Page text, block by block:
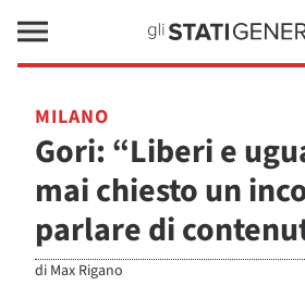
MILANO
Gori: “Liberi e
mai chiesto un
parlare di
di Max Rigano